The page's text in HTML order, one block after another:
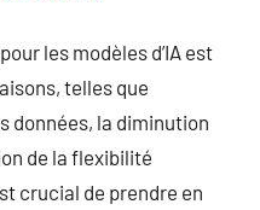
les modèles d’IA est
telles que
données, la diminution
de la flexibilité
crucial de prendre en